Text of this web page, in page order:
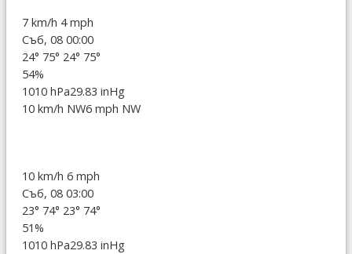
7 km/h 4 mph
Съб, 08 00:00
24° 75° 24° 75°
54%
1010 hPa29.83 inHg
10 km/h NW6 mph NW
10 km/h 6 mph
Съб, 08 03:00
23° 74° 23° 74°
51%
1010 hPa29.83 inHg